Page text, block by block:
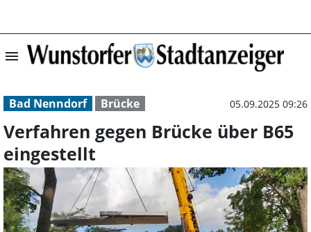
menu Verfahren
Bad Nenndorf Brücke 05.09.2025 09:26
Verfahren gegen Brücke über B65
eingestellt